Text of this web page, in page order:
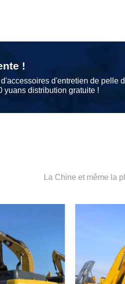
!
d'entretien de pelle
yuans distribution gratuite !
La Chine et même la